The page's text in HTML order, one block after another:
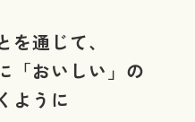
を通じて、
「おいしい」の
ように